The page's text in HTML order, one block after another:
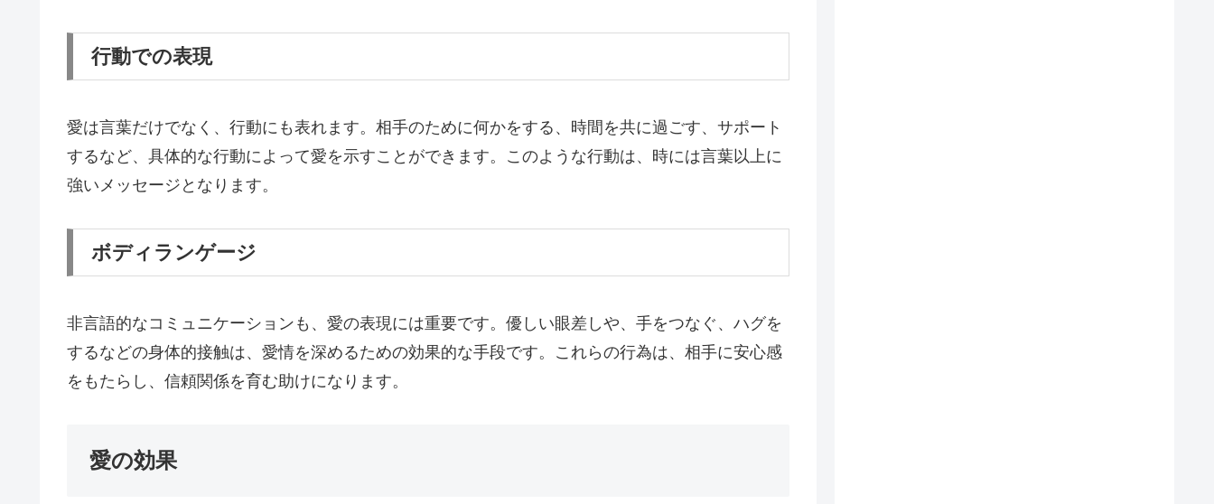
行動での表現
愛は言葉だけでなく、行動にも表れます。相手のために何かをする、時間を共に過ごす、サポート
するなど、具体的な行動によって愛を示すことができます。このような行動は、時には言葉以上に
強いメッセージとなります。
ボディランゲージ
非言語的なコミュニケーションも、愛の表現には重要です。優しい眼差しや、手をつなぐ、ハグを
するなどの身体的接触は、愛情を深めるための効果的な手段です。これらの行為は、相手に安心感
をもたらし、信頼関係を育む助けになります。
愛の効果